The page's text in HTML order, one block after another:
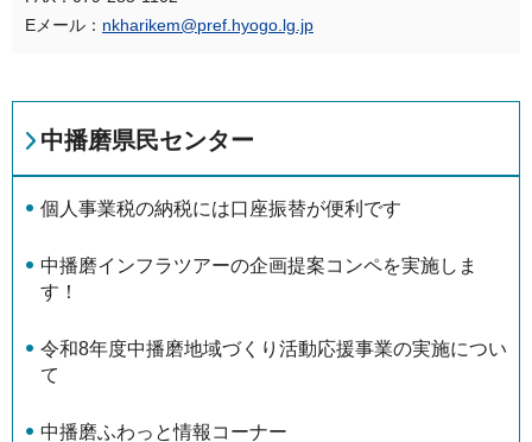
Eメール： nkharikem@pref.hyogo.lg.jp
中播磨県民センター
個⼈事業税の納税には口座振替が便利です
中播磨インフラツアーの企画提案コンペを実施しま
す！
令和8年度中播磨地域づくり活動応援事業の実施につい
て
中播磨ふわっと情報コーナー